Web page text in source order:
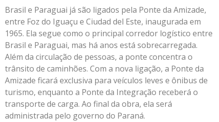
Brasil e Paraguai já são ligados pela Ponte da Amizade,
entre Foz do Iguaçu e Ciudad del Este, inaugurada em
1965. Ela segue como o principal corredor logístico entre
Brasil e Paraguai, mas há anos está sobrecarregada.
Além da circulação de pessoas, a ponte concentra o
trânsito de caminhões. Com a nova ligação, a Ponte da
Amizade ficará exclusiva para veículos leves e ônibus de
turismo, enquanto a Ponte da Integração receberá o
transporte de carga. Ao final da obra, ela será
administrada pelo governo do Paraná.